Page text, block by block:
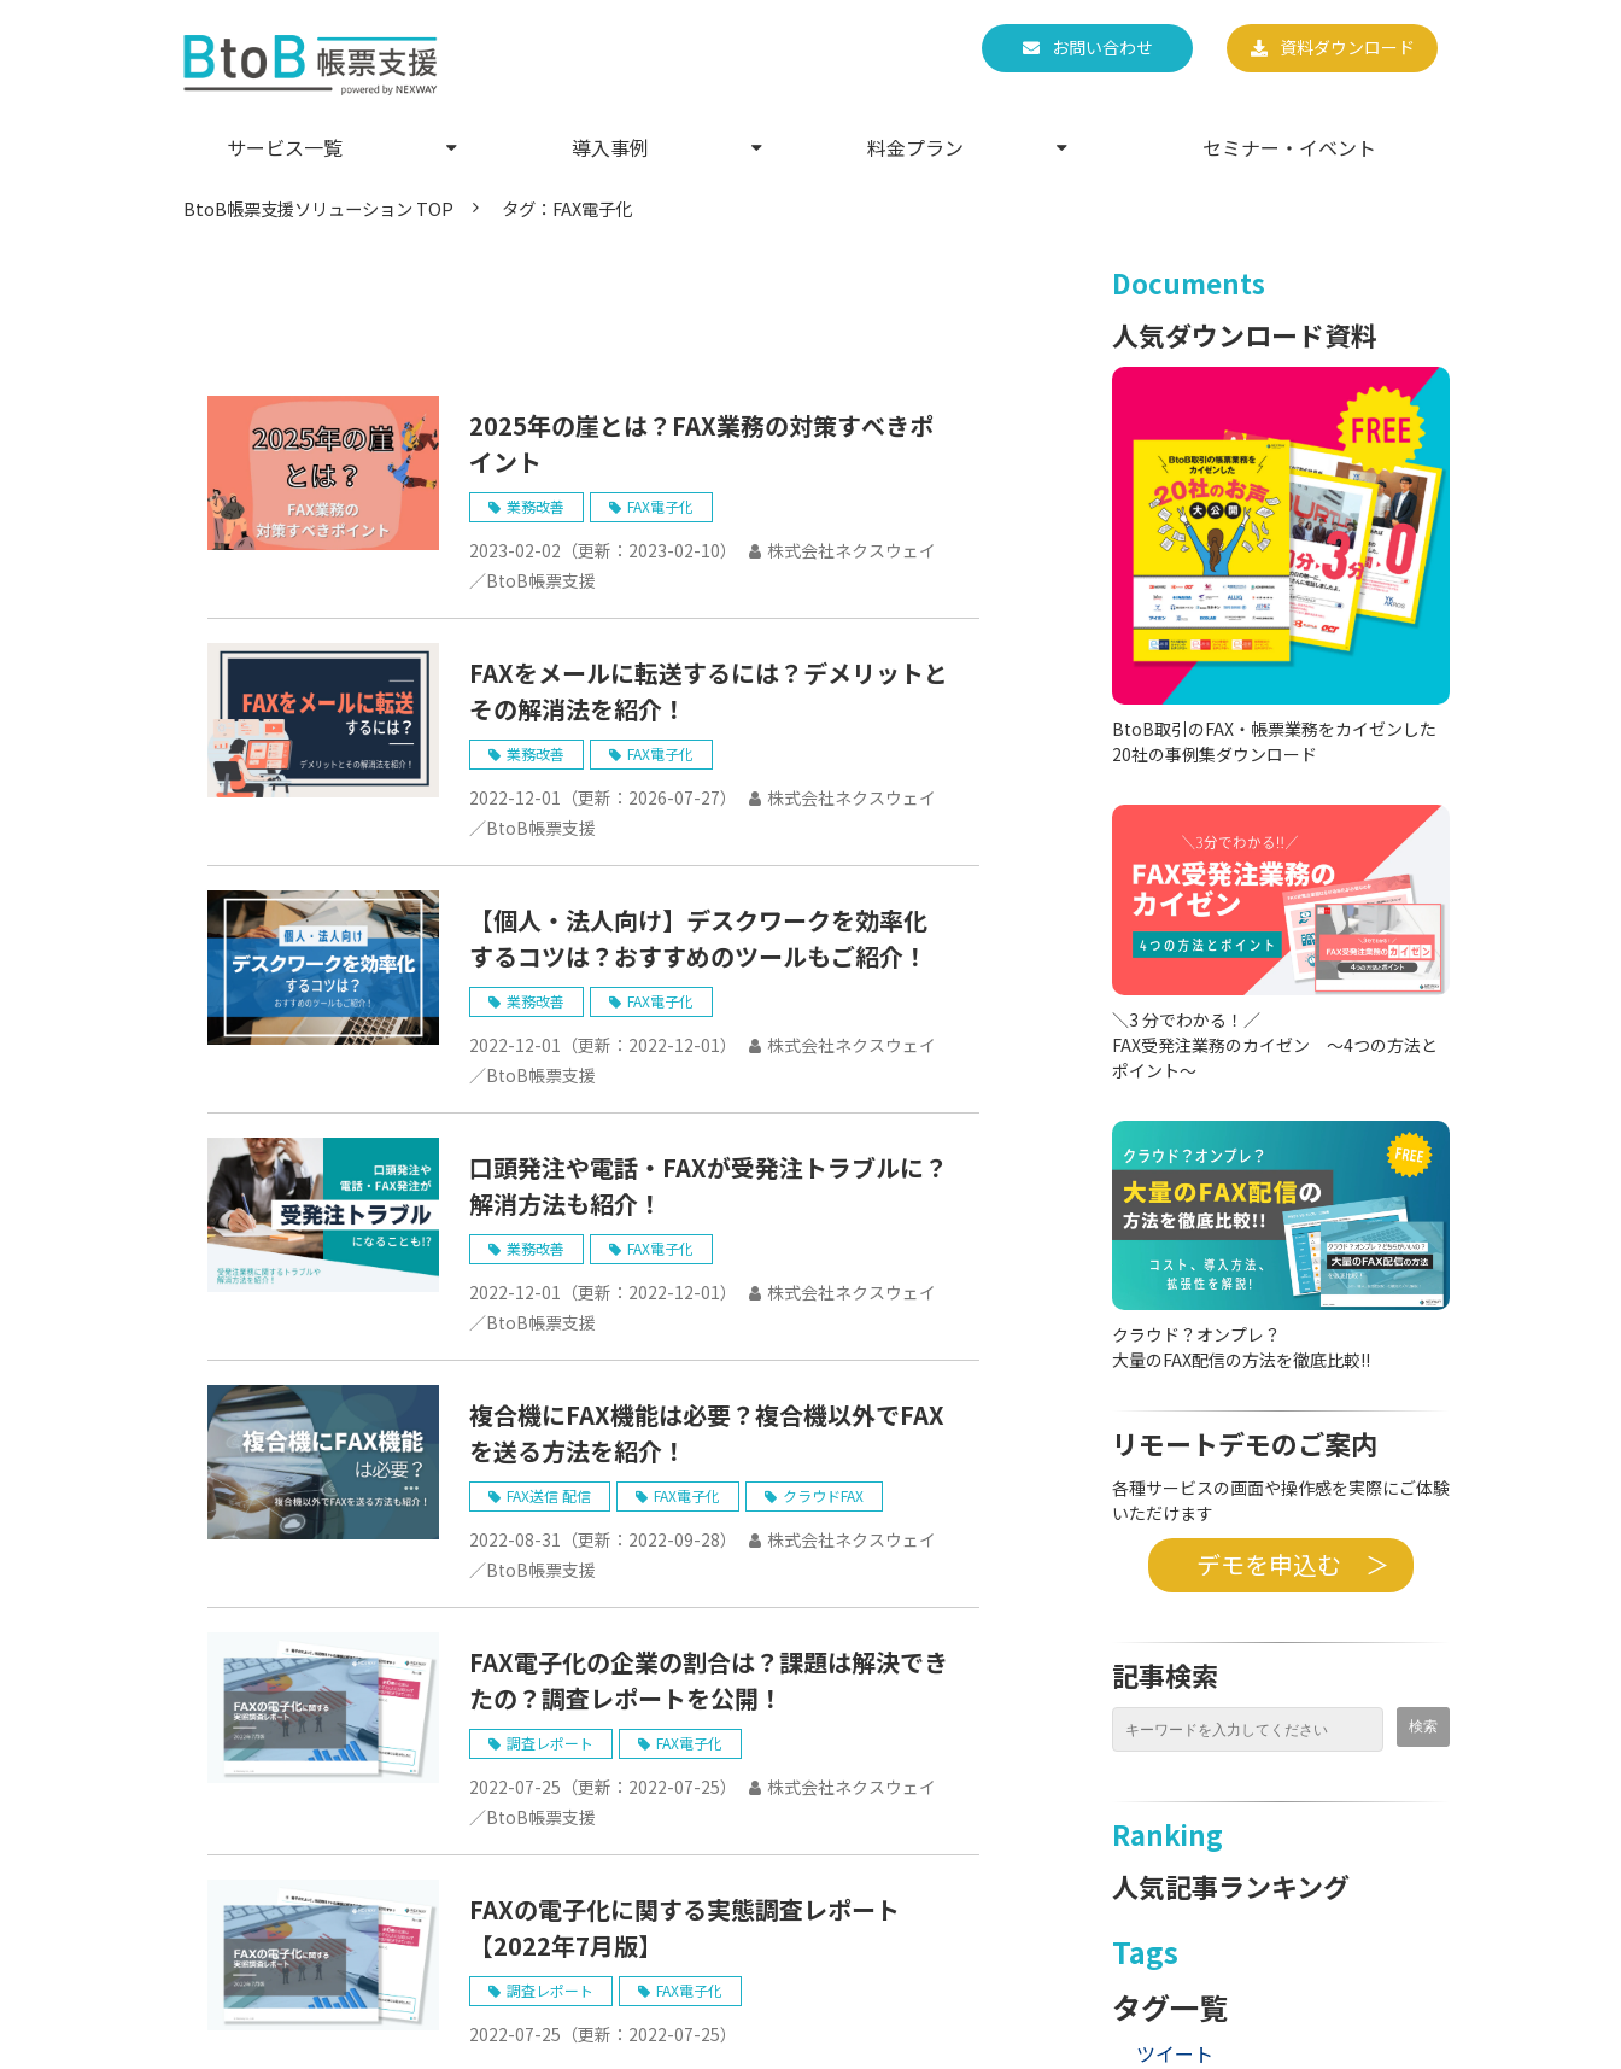
お問い合わせ 資料ダウンロード
サービス一覧 導入事例 料金プラン セミナー・イベント
BtoB帳票支援ソリューション TOP タグ：FAX電子化
2025年の崖とは？FAX業務の対策すべきポ
イント
業務改善 FAX電子化
2023-02-02 （更新： 2023-02-10）
株式会社ネクスウェイ
／BtoB帳票支援
FAXをメールに転送するには？デメリットと
その解消法を紹介！
業務改善 FAX電子化
2022-12-01 （更新： 2026-07-27）
株式会社ネクスウェイ
／BtoB帳票支援
【個人・法人向け】デスクワークを効率化
するコツは？おすすめのツールもご紹介！
業務改善 FAX電子化
2022-12-01 （更新： 2022-12-01）
株式会社ネクスウェイ
／BtoB帳票支援
口頭発注や電話・FAXが受発注トラブルに？
解消方法も紹介！
業務改善 FAX電子化
2022-12-01 （更新： 2022-12-01）
株式会社ネクスウェイ
／BtoB帳票支援
複合機にFAX機能は必要？複合機以外でFAX
を送る方法を紹介！
FAX送信 配信 FAX電子化 クラウドFAX
2022-08-31 （更新： 2022-09-28）
株式会社ネクスウェイ
／BtoB帳票支援
FAX電子化の企業の割合は？課題は解決でき
たの？調査レポートを公開！
調査レポート FAX電子化
2022-07-25 （更新： 2022-07-25）
株式会社ネクスウェイ
／BtoB帳票支援
FAXの電子化に関する実態調査レポート
【2022年7月版】
調査レポート FAX電子化
2022-07-25 （更新： 2022-07-25）
Documents
人気ダウンロード資料
BtoB取引のFAX・帳票業務をカイゼンした
20社の事例集ダウンロード
＼3 分でわかる！／
FAX受発注業務のカイゼン ～4つの方法と
ポイント～
クラウド？オンプレ？
大量のFAX配信の方法を徹底比較!!
リモートデモのご案内
各種サービスの画面や操作感を実際にご体験
いただけます
デモを申込む ＞
記事検索
Ranking
人気記事ランキング
Tags
タグ一覧
ツイート